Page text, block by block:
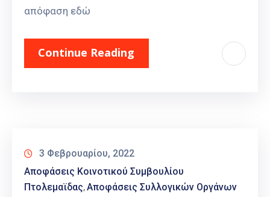
απόφαση εδώ
Continue Reading
3 Φεβρουαρίου, 2022
Αποφάσεις Κοινοτικού Συμβουλίου
Πτολεμαϊδας‚Αποφάσεις Συλλογικών Οργάνων